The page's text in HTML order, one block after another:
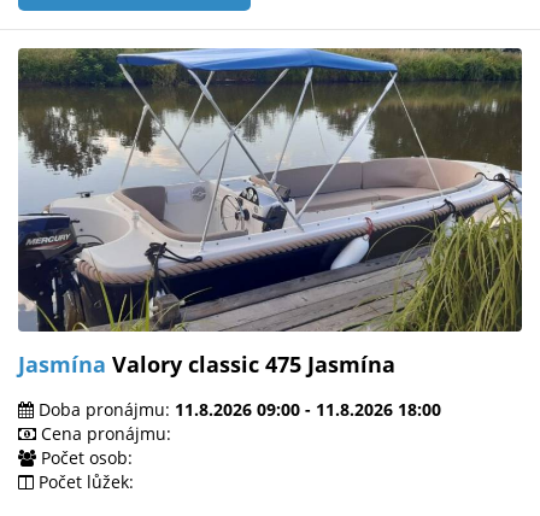
Jasmína Valory classic 475 Jasmína
Doba pronájmu: 11.8.2026 09:00 - 11.8.2026 18:00
Cena pronájmu:
Počet osob:
Počet lůžek: